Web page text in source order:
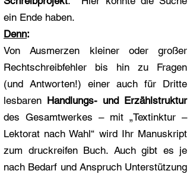
ein Ende haben.
Denn:
Von Ausmerzen kleiner oder großer
Rechtschreibfehler bis hin zu Fragen
(und Antworten!) einer auch für Dritte
lesbaren Handlungs- und Erzählstruktur
des Gesamtwerkes – mit „Textinktur –
Lektorat nach Wahl“ wird Ihr Manuskript
zum druckreifen Buch. Auch gibt es je
nach Bedarf und Anspruch Unterstützung